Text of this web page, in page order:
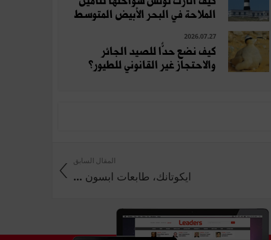
الملاحة في البحر الأبيض المتوسط
2026.07.27
كيف نضع حدًّا للصيد الجائر
والاحتجاز غير القانوني للطيور؟
المقال السابق
ايكوتانك، طابعات ابسون ...